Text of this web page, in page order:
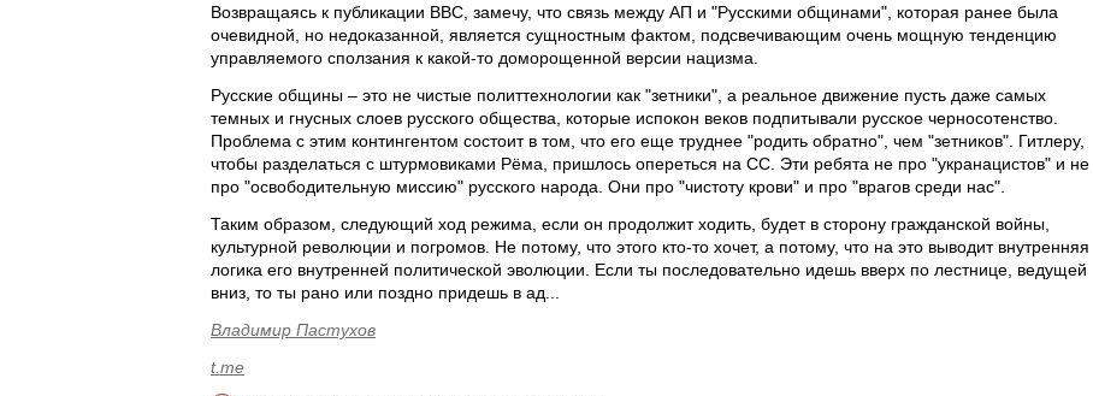
Возвращаясь к публикации BBC, замечу, что связь между АП и "Русскими общинами", которая ранее была
очевидной, но недоказанной, является сущностным фактом, подсвечивающим очень мощную тенденцию
управляемого сползания к какой-то доморощенной версии нацизма.
Русские общины – это не чистые политтехнологии как "зетники", а реальное движение пусть даже самых
темных и гнусных слоев русского общества, которые испокон веков подпитывали русское черносотенство.
Проблема с этим контингентом состоит в том, что его еще труднее "родить обратно", чем "зетников". Гитлеру,
чтобы разделаться с штурмовиками Рёма, пришлось опереться на СС. Эти ребята не про "укранацистов" и не
про "освободительную миссию" русского народа. Они про "чистоту крови" и про "врагов среди нас".
Таким образом, следующий ход режима, если он продолжит ходить, будет в сторону гражданской войны,
культурной революции и погромов. Не потому, что этого кто-то хочет, а потому, что на это выводит внутренняя
логика его внутренней политической эволюции. Если ты последовательно идешь вверх по лестнице, ведущей
вниз, то ты рано или поздно придешь в ад...
Владимир Пастухов
t.me